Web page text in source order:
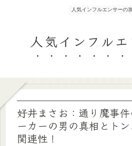
人気インフルエンサーの
人気インフル
好井まさお：通り魔事
ーカーの男の真相とト
関連性！